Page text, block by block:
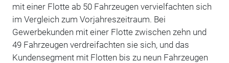
mit einer Flotte ab 50 Fahrzeugen vervielfachten sich
im Vergleich zum Vorjahreszeitraum. Bei
Gewerbekunden mit einer Flotte zwischen zehn und
49 Fahrzeugen verdreifachten sie sich, und das
Kundensegment mit Flotten bis zu neun Fahrzeugen